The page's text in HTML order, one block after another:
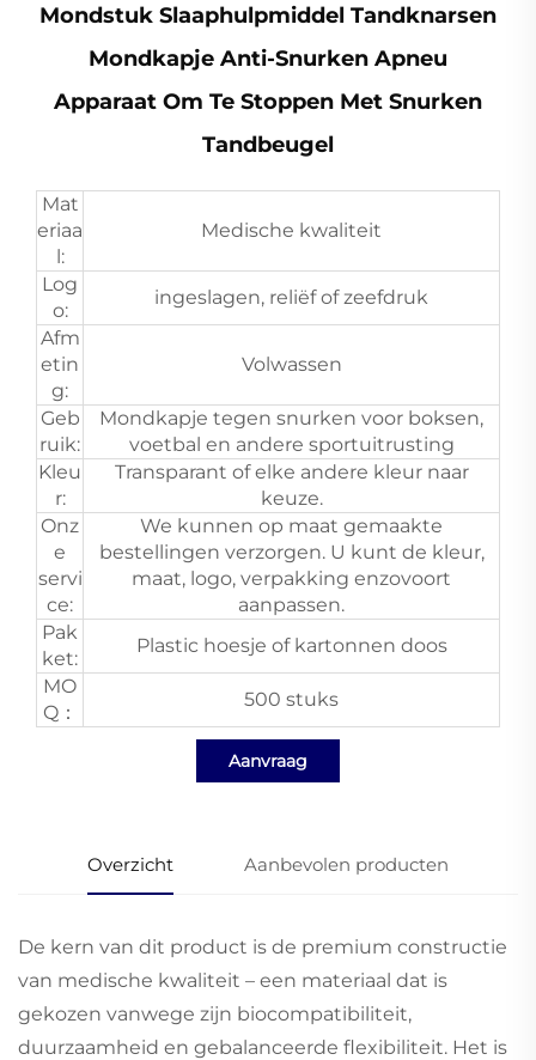
Mondstuk Slaaphulpmiddel Tandknarsen
Mondkapje Anti-Snurken Apneu
Apparaat Om Te Stoppen Met Snurken
Tandbeugel
Mat
eriaa
l:
Medische kwaliteit
Log
o:
ingeslagen, reliëf of zeefdruk
Afm
etin
g:
Volwassen
Geb
ruik:
Mondkapje tegen snurken voor boksen,
voetbal en andere sportuitrusting
Kleu
r:
Transparant of elke andere kleur naar
keuze.
Onz
e
servi
ce:
We kunnen op maat gemaakte
bestellingen verzorgen. U kunt de kleur,
maat, logo, verpakking enzovoort
aanpassen.
Pak
ket:
Plastic hoesje of kartonnen doos
MO
Q：
500 stuks
Aanvraag
Overzicht Aanbevolen producten
De kern van dit product is de premium constructie
van medische kwaliteit – een materiaal dat is
gekozen vanwege zijn biocompatibiliteit,
duurzaamheid en gebalanceerde flexibiliteit. Het is